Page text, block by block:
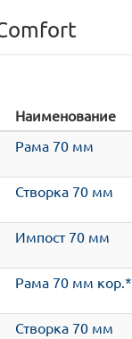
Наименование
Рама 70 мм
Створка 70 мм
Импост 70 мм
Рама 70 мм кор.*
Створка 70 мм